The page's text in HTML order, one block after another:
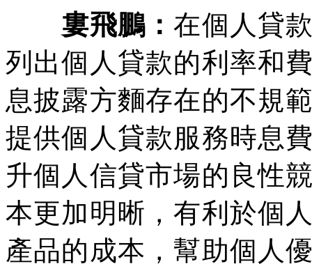
婁飛鵬：在個人貸
列出個人貸款的利率和
息披露方麵存在的不規
提供個人貸款服務時息
升個人信貸市場的良性
本更加明晰，有利於個
產品的成本，幫助個人